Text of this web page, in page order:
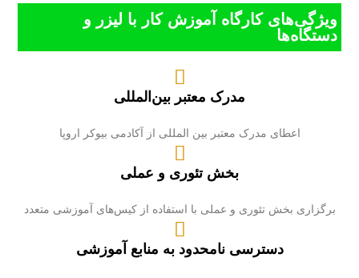
ویژگی‌های کارگاه آموزش کار با لیزر و
دستگاه‌ها
مدرک معتبر بین‌المللی
اعطای مدرک معتبر بین المللی از آکادمی بیوکر اروپا
بخش تئوری و عملی
برگزاری بخش تئوری و عملی با استفاده از کیس‌های آموزشی متعدد
دسترسی نامحدود به منابع آموزشی